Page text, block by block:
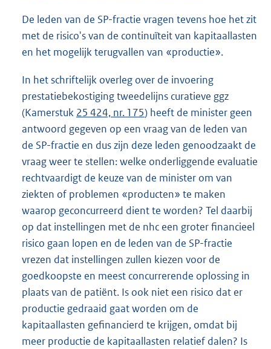
De leden van de SP-fractie vragen tevens hoe het zit
met de risico's van de continuïteit van kapitaallasten
en het mogelijk terugvallen van «productie».
In het schriftelijk overleg over de invoering
prestatiebekostiging tweedelijns curatieve ggz
(Kamerstuk 25 424, nr. 175) heeft de minister geen
antwoord gegeven op een vraag van de leden van
de SP-fractie en dus zijn deze leden genoodzaakt de
vraag weer te stellen: welke onderliggende evaluatie
rechtvaardigt de keuze van de minister om van
ziekten of problemen «producten» te maken
waarop geconcurreerd dient te worden? Tel daarbij
op dat instellingen met de nhc een groter financieel
risico gaan lopen en de leden van de SP-fractie
vrezen dat instellingen zullen kiezen voor de
goedkoopste en meest concurrerende oplossing in
plaats van de patiënt. Is ook niet een risico dat er
productie gedraaid gaat worden om de
kapitaallasten gefinancierd te krijgen, omdat bij
meer productie de kapitaallasten relatief dalen? Is